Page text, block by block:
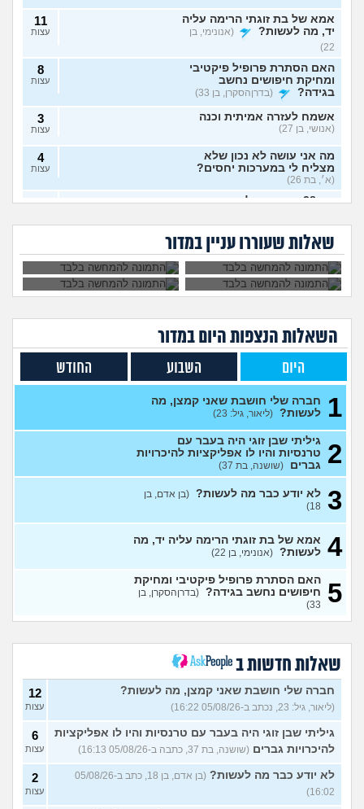
אמא של בת זוגתי הרימה עליה
יד, מה לעשות?
(אנונימי, בן
22)
11
עצות
האם הסתרת פרופיל פיקטיבי
ומחיקת חיפושים נחשב
בגידה?
(בדרןהסקרן, בן 33)
8
עצות
אשמח לעזרה אמיתית וכנה
(אנושי, בן 27)
3
עצות
מה אני עושה לא נכון שלא
מצליח לי במערכות יחסים?
(א׳, בת 26)
4
עצות
בת 28 ואף פעם לא הייתי
בדייט ראשון?
(רווקה, בת 28)
6
אקסית מתנהגת מוזר?
(אנונימי,
בן 33)
3
עצות
בחיים לא הייתי בזוגיות ואני לא
יודע איך. איך נכנסים לזוגיות
7
לתת לה זמן ולהשאיר המצב
כמו שהוא? (Flo-T, בן 41) עצות
לעשות קרחת ולשים פאה
(אנונימי, בן 20)
4
מבואס שלא היה לי אומץ
להתחיל עם מישהי שהיא בול
הטעם שלי (אנונימי, בן 25)
עצות
בחורה אובססיבית מה לעשות?
(אלירן, בן 30)
מתכננת חתונה ראשונה, יש
לכם עצות?
האם מה שאני מרגיש זה הגיוני
ותקין?
(לירון, בן 31)
איך להתגבר על רצון לקשר
לפני הזמן?
(אנונימית, בת 21)
הבילויים, זה מוריד לכם?
(לחם ושעשועים, בן 36)
13
כשרבתי עם בת הזוג שלי,
דחפתי אותה מתוך כעס. איך
להתמודד?
(אלכס, שם בדוי, בן
40)
13
עצות
איך להסביר לה שאני רוצה
להיפרד?
(עידן, בן 27)
20
עצות
בעיות ביני לבית הזוג, מה
לעשות?
6
עצות
שאלות שעוררו עניין במדור
אבא של בעלי מסתכל
מה לעשות?
האם להתגרש בשביל
ריגוש?
מה לעשות עם
העובדה שאשתי
הרימה עליי ידיים?
הוא התאהב בבחורה
השאלות הנצפות היוםבמדור
היום השבוע החודש
1
חברה שלי חושבת שאני קמצן, מה
לעשות? (ליאור, גיל: 23)
2 גיליתי שבן זוגי היה בעבר עם
טרנסיות והיו לו אפליקציות להיכרויות
גברים (שושנה, בת 37)
3 לא יודע כבר מה לעשות? (בן אדם, בן
18)
4 אמא של בת זוגתי הרימה עליה יד, מה
לעשות? (אנונימי, בן 22)
5 האם הסתרת פרופיל פיקטיבי ומחיקת
חיפושים נחשב בגידה? (בדרןהסקרן, בן
33)
שאלות חדשות ב
חברה שלי חושבת שאני קמצן, מה לעשות?
(ליאור, גיל: 23, נכתב ב-05/08/26 16:22)
12
עצות
גיליתי שבן זוגי היה בעבר עם טרנסיות והיו לו אפליקציות
להיכרויות גברים (שושנה, בת 37, כתבה ב-05/08/26 16:13)
6
עצות
לא יודע כבר מה לעשות?
(בן אדם, בן 18, כתב ב-05/08/26
16:02)
2
עצות